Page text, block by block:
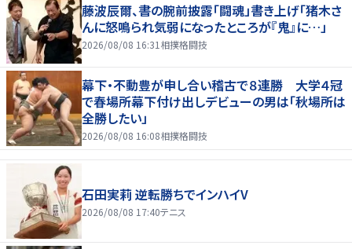
藤波辰爾、書の腕前披露「闘魂」書き上げ「猪木さ
んに怒鳴られ気弱になったところが『鬼』に…」
2026/08/08 16:31 相撲格闘技
幕下・不動豊が申し合い稽古で８連勝 大学４冠
で春場所幕下付け出しデビューの男は「秋場所は
全勝したい」
2026/08/08 16:08相撲格闘技
石田実莉 逆転勝ちでインハイV
2026/08/08 17:40テニス